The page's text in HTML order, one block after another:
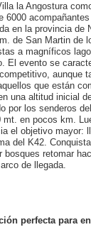
la Angostura
6000
en la provincia de
de San Martin de
a magníficos
El evento se
aunque
que están
una altitud inicial
por los senderos
mt. en pocos km.
el objetivo mayor:
del K42.
retomar
de llegada.
perfecta para